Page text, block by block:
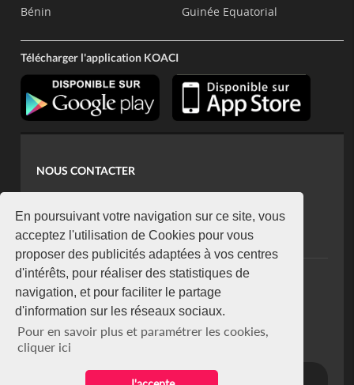
En poursuivant votre navigation sur ce site, vous
acceptez l'utilisation de Cookies pour vous
proposer des publicités adaptées à vos centres
d'intérêts, pour réaliser des statistiques de
navigation, et pour faciliter le partage
d'information sur les réseaux sociaux.
Pour en savoir plus et paramétrer les cookies,
cliquer ici
Bénin
Guinée Equatorial
Télécharger l'application KOACI
NOUS CONTACTER
koaci@yahoo.fr
+225 07 08 85 52 93
NEWSLETTER
Restez connecté via notre newsletter
S'abonner
Se désabonner